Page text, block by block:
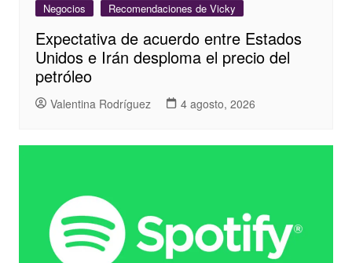
Negocios Recomendaciones de Vicky
Expectativa de acuerdo entre Estados
Unidos e Irán desploma el precio del
petróleo
Valentina Rodríguez 4 agosto, 2026